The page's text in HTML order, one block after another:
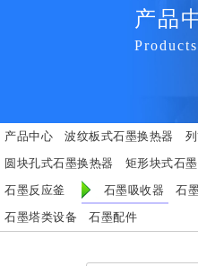
产品
Products
产品中心 波纹板式石墨换热器
圆块孔式石墨换热器
矩形块式石
石墨反应釜
石墨吸收器 石
石墨塔类设备
石墨配件